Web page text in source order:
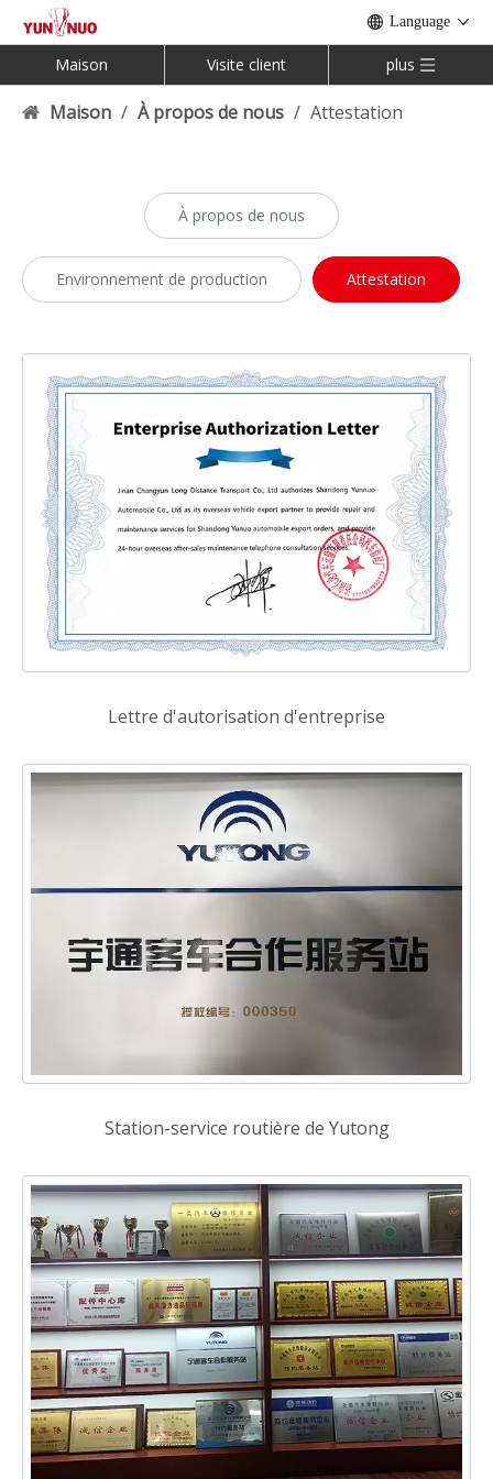
Language
Maison Visite client plus
Maison / À propos de nous / Attestation
À propos de nous
Environnement de production Attestation
Lettre d'autorisation d'entreprise
Station-service routière de Yutong